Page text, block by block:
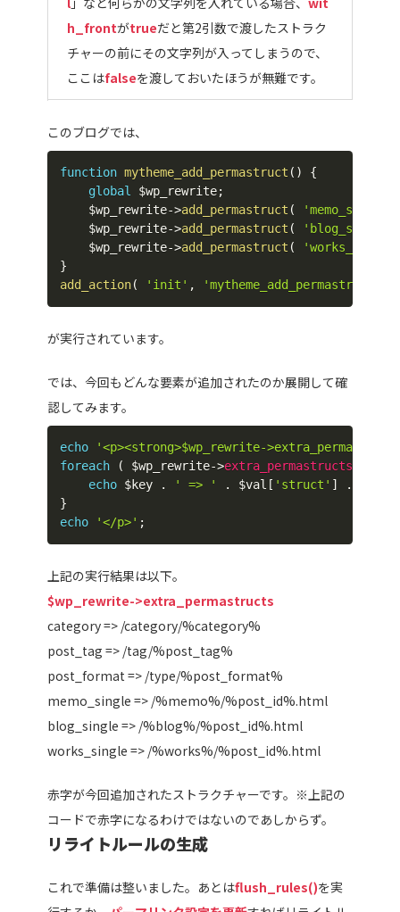
h_frontがtrueだと第2引数で渡したストラク
チャーの前にその文字列が入ってしまうので、
ここはfalseを渡しておいたほうが無難です。
このブログでは、
function mytheme_add_permastruct ( )
{
global
$wp_rewrite;
$wp_rewrite->add_permastruct ( 'memo_single'
$wp_rewrite->add_permastruct ( 'blog_single'
$wp_rewrite->add_permastruct (
}
add_action( 'init' , 'mytheme_add_permastruct'
が実行されています。
では、今回もどんな要素が追加されたのか展開して確
認してみます。
echo
'<p><strong>$wp_rewrite-
foreach
( $wp_rewrite->extra_permastructs
echo $key . ' => ' . $val [ 'struct' ] .
}
echo
'</p>' ;
上記の実行結果は以下。
$wp_rewrite->extra_permastructs
category => /category/%category%
post_tag => /tag/%post_tag%
post_format => /type/%post_format%
memo_single => /%memo%/%post_id%.html
blog_single => /%blog%/%post_id%.html
works_single => /%works%/%post_id%.html
赤字が今回追加されたストラクチャーです。※上記の
コードで赤字になるわけではないのであしからず。
リライトルールの生成
これで準備は整いました。あとはflush_rules()を実